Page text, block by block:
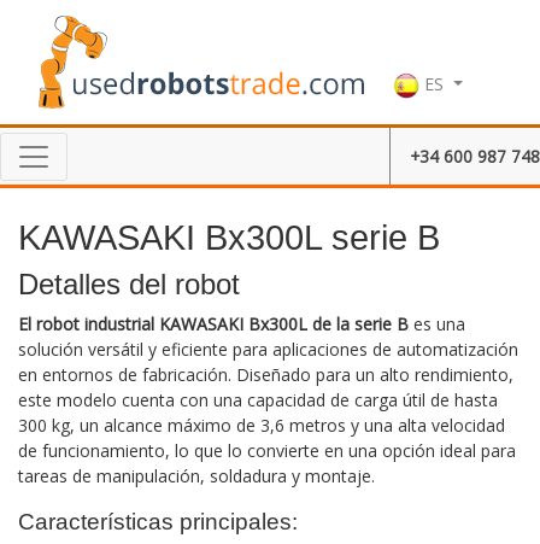
ES
+34 600 987 748
KAWASAKI Bx300L serie B
Detalles del robot
El robot industrial KAWASAKI Bx300L de la serie B es una
solución versátil y eficiente para aplicaciones de automatización
en entornos de fabricación. Diseñado para un alto rendimiento,
este modelo cuenta con una capacidad de carga útil de hasta
300 kg, un alcance máximo de 3,6 metros y una alta velocidad
de funcionamiento, lo que lo convierte en una opción ideal para
tareas de manipulación, soldadura y montaje.
Características principales: